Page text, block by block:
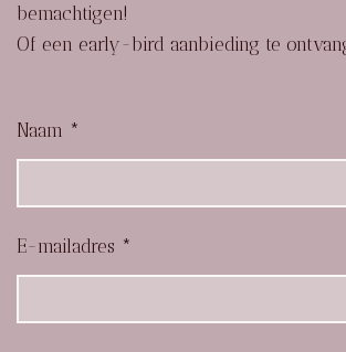
bemachtigen!
Of een early-bird aanbieding te
Naam *
E-mailadres *